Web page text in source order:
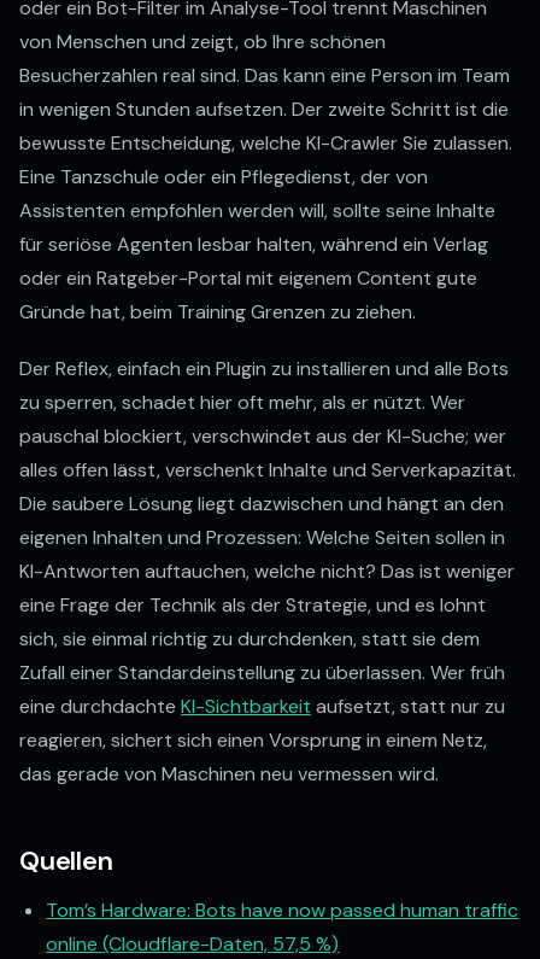
oder ein Bot-Filter im Analyse-Tool trennt Maschinen
von Menschen und zeigt, ob Ihre schönen
Besucherzahlen real sind. Das kann eine Person im Team
in wenigen Stunden aufsetzen. Der zweite Schritt ist die
bewusste Entscheidung, welche KI-Crawler Sie zulassen.
Eine Tanzschule oder ein Pflegedienst, der von
Assistenten empfohlen werden will, sollte seine Inhalte
für seriöse Agenten lesbar halten, während ein Verlag
oder ein Ratgeber-Portal mit eigenem Content gute
Gründe hat, beim Training Grenzen zu ziehen.
Der Reflex, einfach ein Plugin zu installieren und alle Bots
zu sperren, schadet hier oft mehr, als er nützt. Wer
pauschal blockiert, verschwindet aus der KI-Suche; wer
alles offen lässt, verschenkt Inhalte und Serverkapazität.
Die saubere Lösung liegt dazwischen und hängt an den
eigenen Inhalten und Prozessen: Welche Seiten sollen in
KI-Antworten auftauchen, welche nicht? Das ist weniger
eine Frage der Technik als der Strategie, und es lohnt
sich, sie einmal richtig zu durchdenken, statt sie dem
Zufall einer Standardeinstellung zu überlassen. Wer früh
eine durchdachte KI-Sichtbarkeit aufsetzt, statt nur zu
reagieren, sichert sich einen Vorsprung in einem Netz,
das gerade von Maschinen neu vermessen wird.
Quellen
Tom’s Hardware: Bots have now passed human traffic
online (Cloudflare-Daten, 57,5 %)
Bereit, Prozesse zu
automatisieren?
✦KI FÜR DEN MITTELSTAND✦